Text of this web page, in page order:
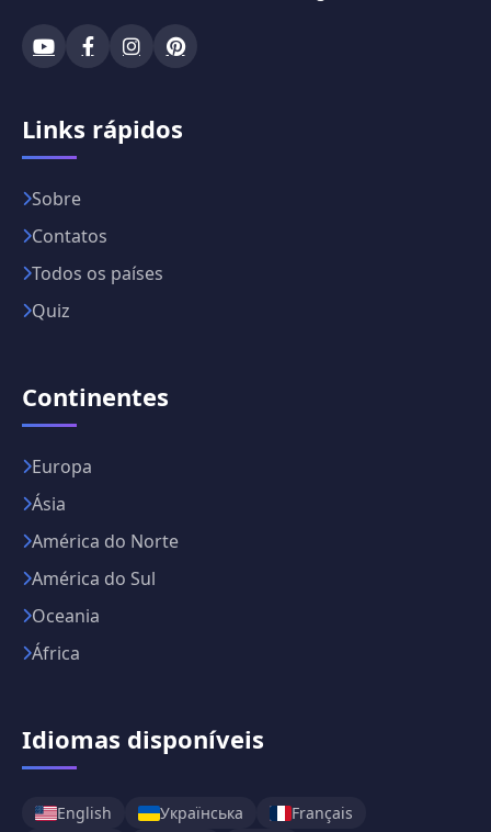
Links rápidos
Sobre
Contatos
Todos os países
Quiz
Continentes
Europa
Ásia
América do Norte
América do Sul
Oceania
África
Idiomas disponíveis
English Українська Français